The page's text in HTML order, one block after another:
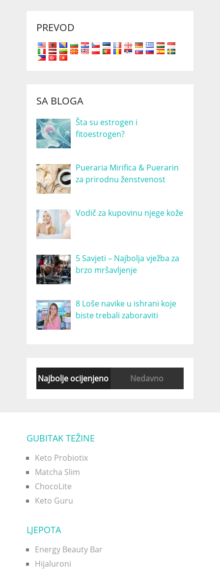
PREVOD
SA BLOGA
Šta su estrogen i
fitoestrogen?
Pueraria Mirifica & Puerarin
za prirodnu ženstvenost
Vodič za kupovinu njege kože
5 Savjeti – Najbolja vježba za
brzo mršavljenje
8 Loše navike u ishrani koje
biste trebali zaboraviti
Najbolje ocijenjeno Nedavno
GUBITAK TEŽINE
Keto Probiotix
Matcha Slim
ChocoLite
Keto Guru
LJEPOTA
Energy Beauty Bar
Hijaluroni